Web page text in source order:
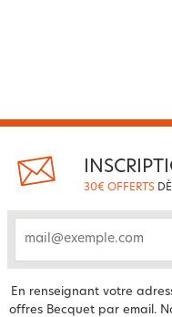
30€ OFFERTS
En renseignant votre
offres Becquet par email.